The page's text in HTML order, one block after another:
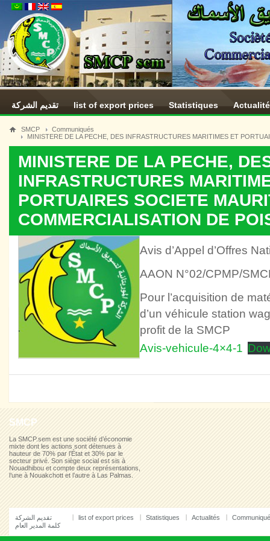
تقديم الشركة list of export prices Statistiques
SMCP
Communiqués
MINISTERE DE LA PECHE, DES INFRASTRUCTURES MARITIMES ET
MINISTERE DE LA PECHE,
INFRASTRUCTURES
PORTUAIRES SOCIETE
COMMERCIALISATION DE
Avis d’Appel d’Offres
AAON N°02/CPMP/
Pour l’acquisition de
d’un véhicule station
profit de la SMCP
Avis-vehicule-4×4-1
SMCP
La SMCP.sem est une société d’économie
mixte dont les actions sont détenues à
hauteur de 70% par l’État et 30% par le
secteur privé. Son siège social est sis à
Nouadhibou et compte deux représentations,
l’une à Nouakchott et l’autre à Las Palmas.
تقديم الشركة
كلمة المدير العام
list of export prices Statistiques Actualités